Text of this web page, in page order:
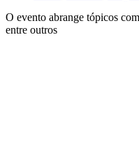
O evento abrange tópicos
entre outros